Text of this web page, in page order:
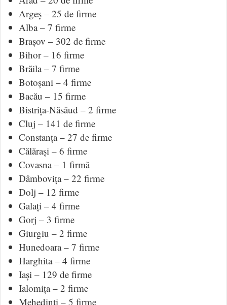
Argeș – 25 de firme
Alba – 7 firme
Brașov – 302 de firme
Bihor – 16 firme
Brăila – 7 firme
Botoșani – 4 firme
Bacău – 15 firme
Bistrița-Năsăud – 2 firme
Cluj – 141 de firme
Constanța – 27 de firme
Călărași – 6 firme
Covasna – 1 firmă
Dâmbovița – 22 firme
Dolj – 12 firme
Galați – 4 firme
Gorj – 3 firme
Giurgiu – 2 firme
Hunedoara – 7 firme
Harghita – 4 firme
Iași – 129 de firme
Ialomița – 2 firme
Mehedinți – 5 firme